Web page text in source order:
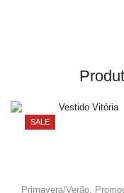
SALE
Primavera/Verão,